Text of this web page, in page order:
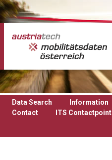
Skip to main content
Data Search Information
Contact
ITS Contactpoint